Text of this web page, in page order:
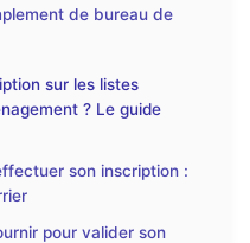
de bureau de
sur les listes
? Le guide
son inscription :
pour valider son